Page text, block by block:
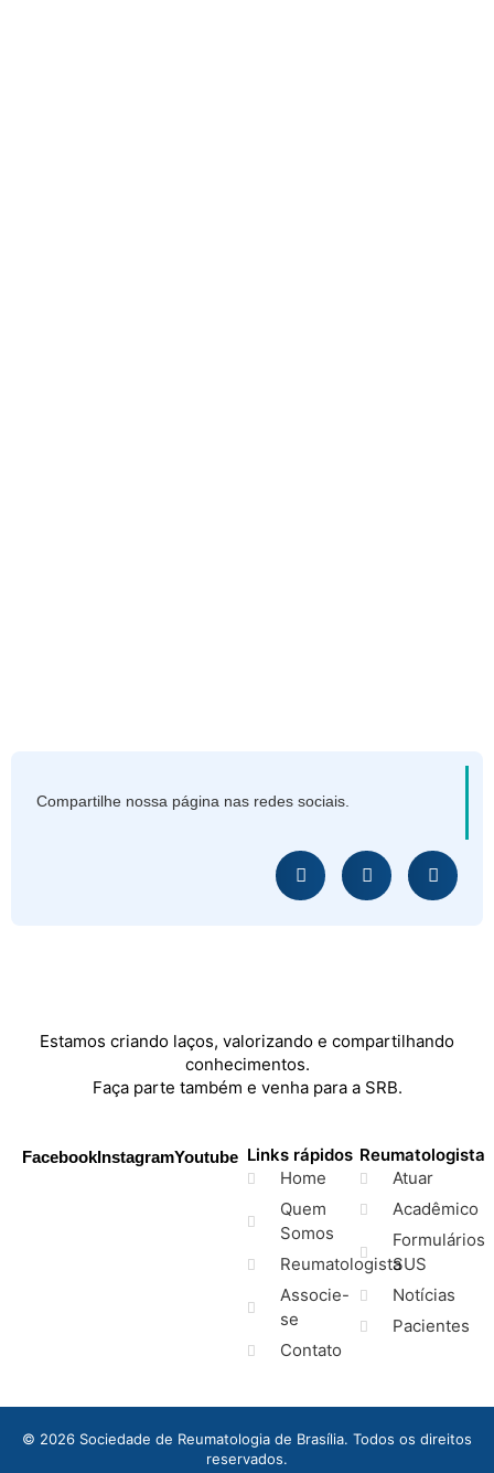
Compartilhe nossa página nas redes sociais.
Estamos criando laços, valorizando e compartilhando
conhecimentos.
Faça parte também e venha para a SRB.
FacebookInstagramYoutube Links rápidos
Home
Quem
Somos
Reumatologista
Associe-
se
Contato
Reumatologista
Atuar
Acadêmico
Formulários
SUS
Notícias
Pacientes
© 2026 Sociedade de Reumatologia de Brasília. Todos os direitos
reservados.